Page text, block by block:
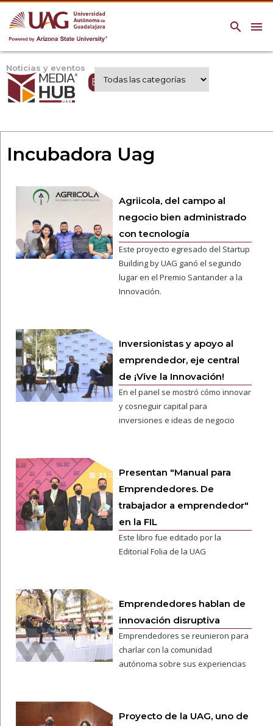
menu
search
Noticias y eventos
Expertos UAG
Incubadora Uag
Agriicola, del campo al
negocio bien administrado
con tecnología
Este proyecto egresado del Startup
Building by UAG ganó el segundo
lugar en el Premio Santander a la
Innovación.
Inversionistas y apoyo al
emprendedor, eje central
de ¡Vive la Innovación!
En el panel se mostró cómo innovar
y cosneguir capital para
inversiones e ideas de negocio
Presentan "Manual para
Emprendedores. De
trabajador a emprendedor"
en la FIL
Este libro fue editado por la
Editorial Folia de la UAG
Emprendedores hablan de
innovación disruptiva
Emprendedores se reunieron para
charlar con la comunidad
autónoma sobre sus experiencias
Proyecto de la UAG, uno de